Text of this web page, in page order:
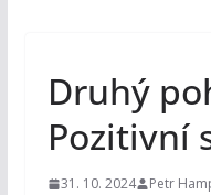
Druhý
Pozitivní
31. 10. 2024 Petr